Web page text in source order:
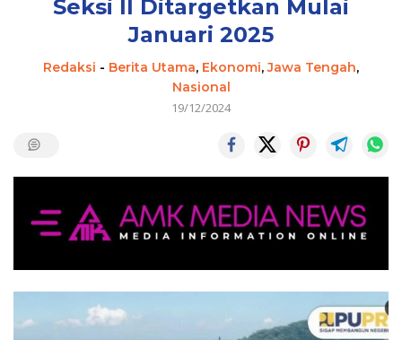
Seksi II Ditargetkan Mulai
Januari 2025
Redaksi - Berita Utama, Ekonomi,Jawa Tengah,
Nasional
19/12/2024